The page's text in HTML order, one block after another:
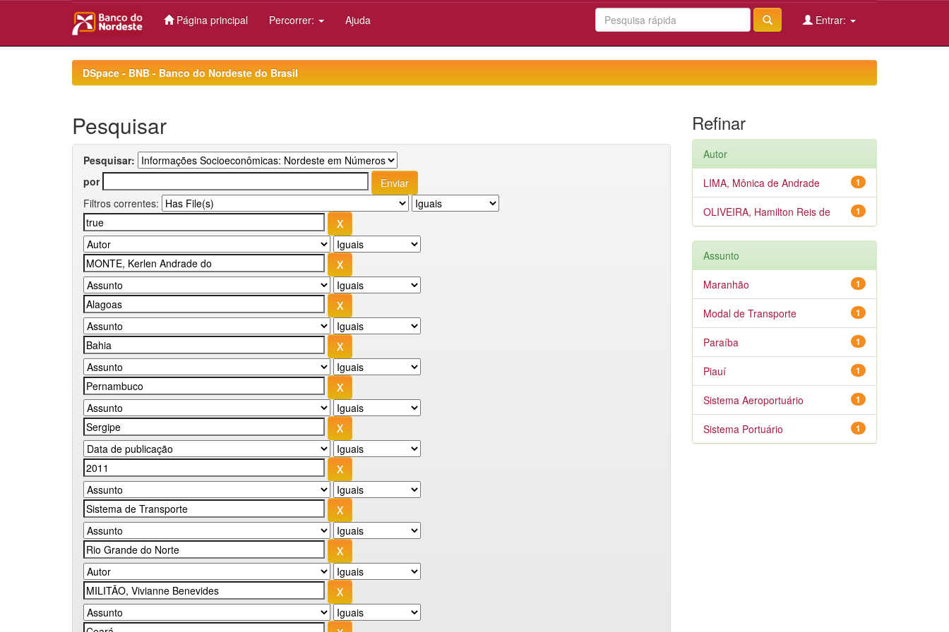
Página principal Percorrer: Ajuda Entrar:
DSpace - BNB - Banco do Nordeste do Brasil
Pesquisar
Pesquisar:
por
Filtros correntes:
Refinar
Autor
1
LIMA, Mônica de Andrade
1
OLIVEIRA, Hamilton Reis de
Assunto
1
Maranhão
1
Modal de Transporte
1
Paraíba
1
Piauí
1
Sistema Aeroportuário
1
Sistema Portuário